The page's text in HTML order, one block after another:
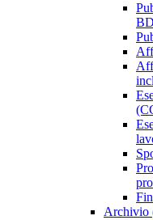
Archivio